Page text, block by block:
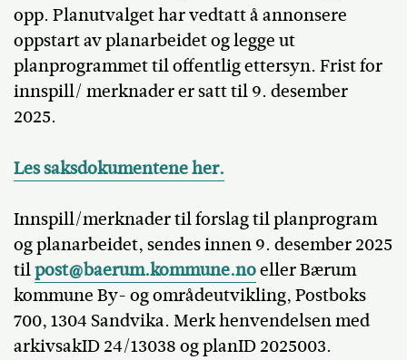
opp. Planutvalget har vedtatt å annonsere
oppstart av planarbeidet og legge ut
planprogrammet til offentlig ettersyn. Frist for
innspill/ merknader er satt til 9. desember
2025.
Les saksdokumentene her.
Innspill/merknader til forslag til planprogram
og planarbeidet, sendes innen 9. desember 2025
tilpost@baerum.kommune.noeller Bærum
kommune By- og områdeutvikling, Postboks
700, 1304 Sandvika. Merk henvendelsen med
arkivsakID 24/13038 og planID 2025003.